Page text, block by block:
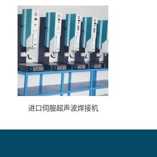
进口伺服超声波焊接机